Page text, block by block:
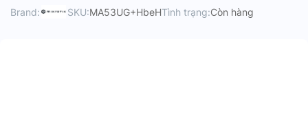
Brand: SKU:MA53UG+HbeHTình trạng:Còn hàng